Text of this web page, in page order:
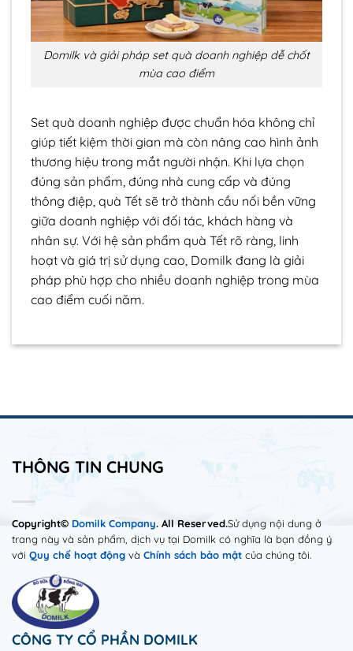
Domilk và giải pháp set quà doanh nghiệp dễ chốt
mùa cao điểm
Set quà doanh nghiệp được chuẩn hóa không chỉ
giúp tiết kiệm thời gian mà còn nâng cao hình ảnh
thương hiệu trong mắt người nhận. Khi lựa chọn
đúng sản phẩm, đúng nhà cung cấp và đúng
thông điệp, quà Tết sẽ trở thành cầu nối bền vững
giữa doanh nghiệp với đối tác, khách hàng và
nhân sự. Với hệ sản phẩm quà Tết rõ ràng, linh
hoạt và giá trị sử dụng cao, Domilk đang là giải
pháp phù hợp cho nhiều doanh nghiệp trong mùa
cao điểm cuối năm.
THÔNG TIN CHUNG
Copyright© Domilk Company. All Reserved.Sử dụng nội dung ở
trang này và sản phẩm, dịch vụ tại Domilk có nghĩa là bạn đồng ý
với Quy chế hoạt động và Chính sách bảo mật của chúng tôi.
CÔNG TY CỔ PHẦN DOMILK